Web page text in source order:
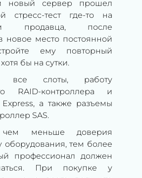
новый сервер прошел
стресс-тест где-то на
продавца, после
новое место постоянной
ему повторный
бы на сутки.
все слоты, работу
RAID-контроллера и
Express, а также разъемы
SAS.
чем меньше доверия
оборудования, тем более
профессионал должен
При покупке у